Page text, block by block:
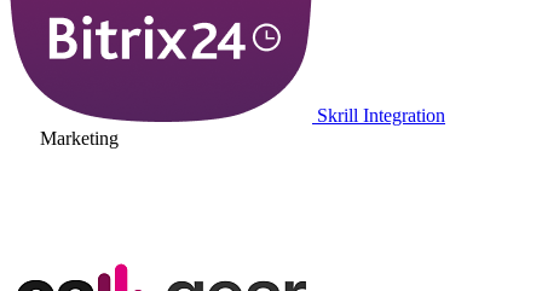
Skrill Integration
Marketing